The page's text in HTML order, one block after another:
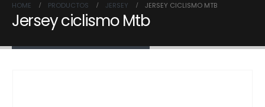
HOME PRODUCTOS JERSEY JERSEY CICLISMO MTB
Jersey ciclismo Mtb